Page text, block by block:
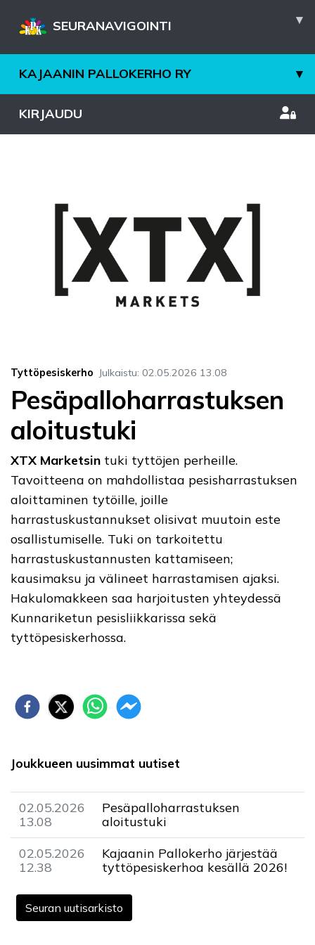
SEURANAVIGOINTI ▾
KAJAANIN PALLOKERHO RY ▾
KIRJAUDU
Tyttöpesiskerho Julkaistu: 02.05.2026 13.08
Pesäpalloharrastuksen
aloitustuki
XTX Marketsin tuki tyttöjen perheille.
Tavoitteena on mahdollistaa pesisharrastuksen
aloittaminen tytöille, joille
harrastuskustannukset olisivat muutoin este
osallistumiselle. Tuki on tarkoitettu
harrastuskustannusten kattamiseen;
kausimaksu ja välineet harrastamisen ajaksi.
Hakulomakkeen saa harjoitusten yhteydessä
Kunnariketun pesisliikkarissa sekä
tyttöpesiskerhossa.
Joukkueen uusimmat uutiset
02.05.2026
13.08
Pesäpalloharrastuksen
aloitustuki
02.05.2026
12.38
Kajaanin Pallokerho järjestää
tyttöpesiskerhoa kesällä 2026!
Seuran uutisarkisto